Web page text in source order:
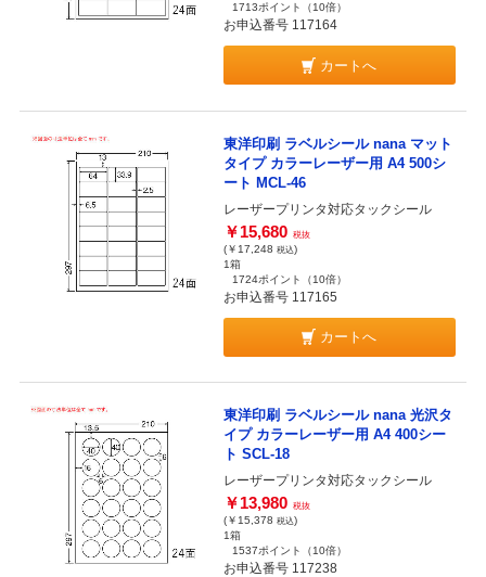
1713ポイント
（10倍）
お申込番号 117164
カートへ
東洋印刷 ラベルシール nana マット
タイプ カラーレーザー用 A4 500シ
ート MCL-46
レーザープリンタ対応タックシール
￥15,680 税抜
(￥17,248 税込)
1箱
1724ポイント
（10倍）
お申込番号 117165
カートへ
東洋印刷 ラベルシール nana 光沢タ
イプ カラーレーザー用 A4 400シー
ト SCL-18
レーザープリンタ対応タックシール
￥13,980 税抜
(￥15,378 税込)
1箱
1537ポイント
（10倍）
お申込番号 117238